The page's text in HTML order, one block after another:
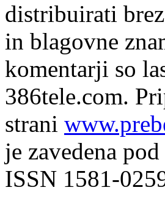
distribuirati
in blagovne
komentarji so
386tele.com.
strani
je zavedena
ISSN 1581-